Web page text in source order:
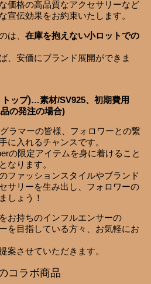
価格の高品質なアクセサリーなど
宣伝効果をお約束いたします。
は、 在庫を抱えない小ロットでの
、安価にブランド展開ができま
ップ)…素材/SV925、初期費用
の発注の場合)
ラマーの皆様、フォロワーとの繋
に入れるチャンスです。
の限定アイテムを身に着けること
なります。
ファッションスタイルやブランド
サリーを生み出し、フォロワーの
しょう！
お持ちのインフルエンサーの
を目指している方々、お気軽にお
案させていただきます。
コラボ商品